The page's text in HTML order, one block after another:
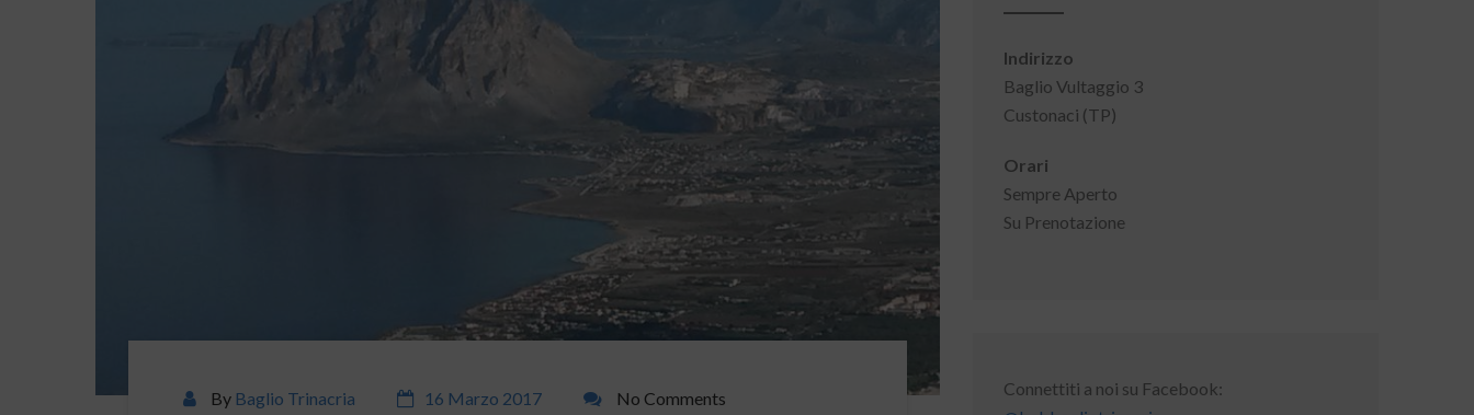
By Baglio Trinacria 16 Marzo 2017 No Comments
Indirizzo
Baglio Vultaggio 3
Custonaci (TP)
Orari
Sempre Aperto
Su Prenotazione
Connettiti a noi su Facebook: